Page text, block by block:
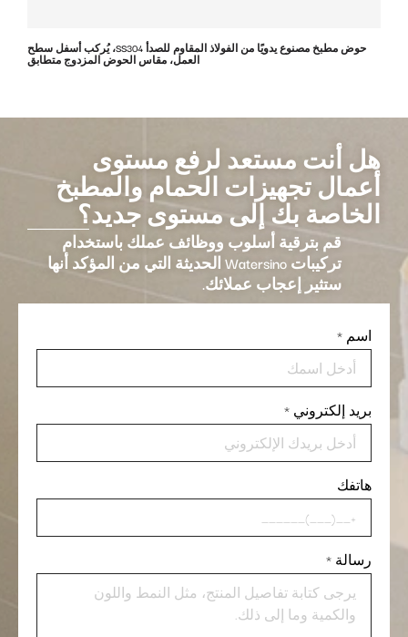
حوض مطبخ مصنوع يدويًا من الفولاذ المقاوم للصدأ SS304، يُركب أسفل سطح
العمل، مقاس الحوض المزدوج متطابق
هل أنت مستعد لرفع مستوى
أعمال تجهيزات الحمام والمطبخ
الخاصة بك إلى مستوى جديد؟
قم بترقية أسلوب ووظائف عملك باستخدام
تركيبات Watersino الحديثة التي من المؤكد أنها
ستثير إعجاب عملائك.
اسم *
بريد إلكتروني *
هاتفك
رسالة *